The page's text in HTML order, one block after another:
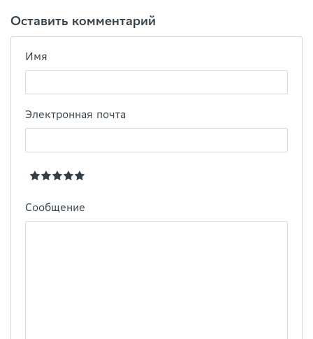
Оставить комментарий
Имя
Электронная почта
Сообщение